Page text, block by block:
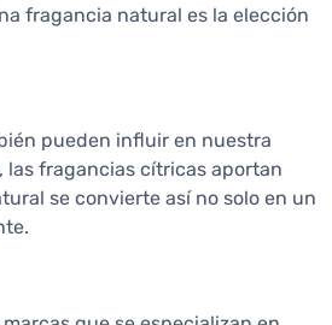
fragancia natural es la elección
pueden influir en nuestra
las fragancias cítricas aportan
se convierte así no solo en un